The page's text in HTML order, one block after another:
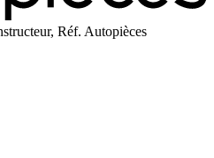
Réf. Autopièces